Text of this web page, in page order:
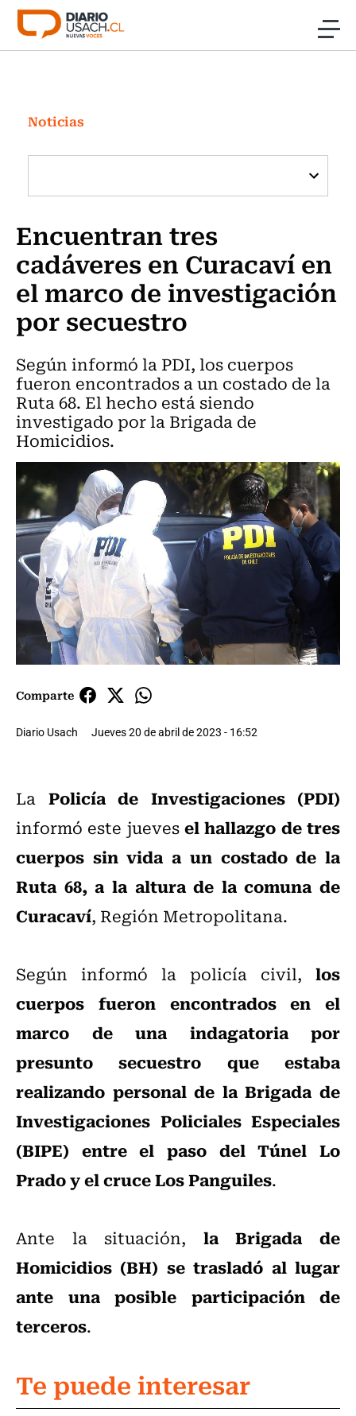
Click acá para ir directamente al contenido
Investigación
Cultura
Programas Radio y TV Usach
Noticias
Encuentran tres
cadáveres en Curacaví en
el marco de investigación
por secuestro
Según informó la PDI, los cuerpos
fueron encontrados a un costado de la
Ruta 68. El hecho está siendo
investigado por la Brigada de
Homicidios.
Comparte
Diario Usach Jueves 20 de abril de 2023 - 16:52
La Policía de Investigaciones (PDI)
informó este juevesel hallazgo de tres
cuerpos sin vida a un costado de la
Ruta 68, a la altura de la comuna de
Curacaví, Región Metropolitana.
Según informó la policía civil, los
cuerpos fueron encontrados en el
marco de una indagatoria por
presunto secuestro que estaba
realizando personal de la Brigada de
Investigaciones Policiales Especiales
(BIPE) entre el paso del Túnel Lo
Prado y el cruce Los Panguiles.
Ante la situación, la Brigada de
Homicidios (BH) se trasladó al lugar
ante una posible participación de
terceros.
Te puede interesar